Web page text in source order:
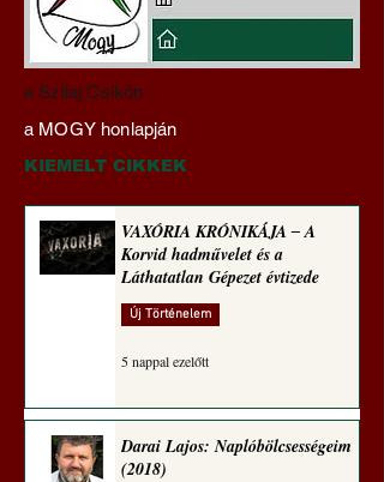
Darai Lajos:
Naplóbölcsességeim
(2026)
a Szilaj Csikón
a MOGY honlapján
KIEMELT CIKKEK
VAXÓRIA KRÓNIKÁJA ‒ A
Korvid hadművelet és a
Láthatatlan Gépezet évtizede
Új Történelem
5 nappal ezelőtt
Darai Lajos: Naplóbölcsességeim
(2018)